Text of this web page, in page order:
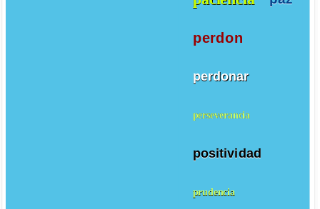
perdon
perdonar
perseverancia
positividad
prudencia